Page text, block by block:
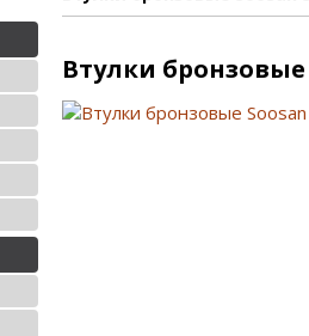
Втулки бронзовые